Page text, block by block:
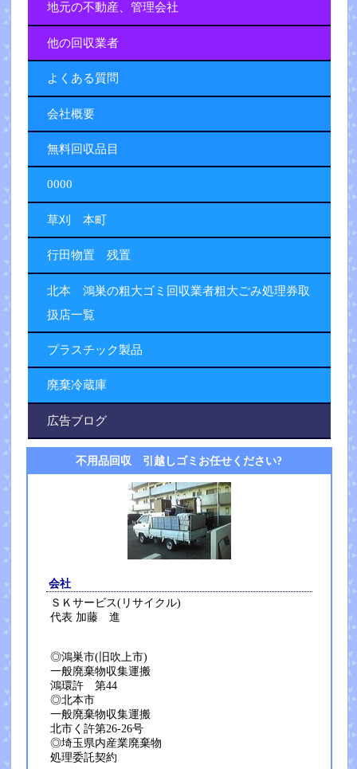
地元の不動産、管理会社
他の回収業者
よくある質問
会社概要
無料回収品目
0000
草刈 本町
行田物置 残置
北本 鴻巣の粗大ゴミ回収業者粗大ごみ処理券取
扱店一覧
プラスチック製品
廃棄冷蔵庫
広告ブログ
不用品回収 引越しゴミお任せください?
会社
ＳＫサービス(リサイクル)
代表 加藤 進
◎鴻巣市(旧吹上市)
一般廃棄物収集運搬
鴻環許 第44
◎北本市
一般廃棄物収集運搬
北市く許第26-26号
◎埼玉県内産業廃棄物
処理委託契約